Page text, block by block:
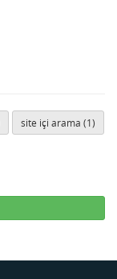
site içi arama (1)